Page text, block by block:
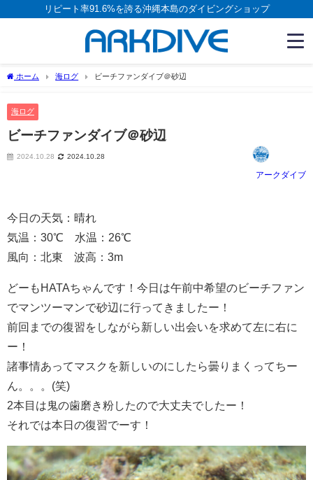
リピート率91.6%を誇る沖縄本島のダイビングショップ
ホーム 海ログ ビーチファンダイブ＠砂辺
海ログ
ビーチファンダイブ＠砂辺
2024.10.28 2024.10.28
アークダイブ
今日の天気：晴れ
気温：30℃ 水温：26℃
風向：北東 波高：3m
どーもHATAちゃんです！今日は午前中希望のビーチファン
でマンツーマンで砂辺に行ってきましたー！
前回までの復習をしながら新しい出会いを求めて左に右に
ー！
諸事情あってマスクを新しいのにしたら曇りまくってちー
ん。。。(笑)
2本目は鬼の歯磨き粉したので大丈夫でしたー！
それでは本日の復習でーす！